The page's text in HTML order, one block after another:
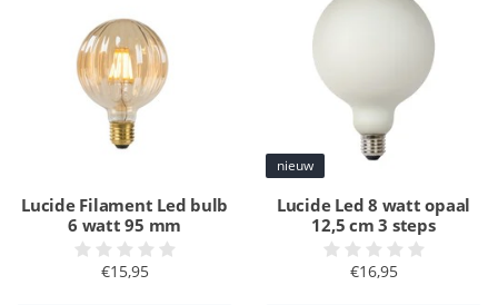
Lucide Filament Led bulb
6 watt 95 mm
€15,95
nieuw
Lucide Led 8 watt opaal
12,5 cm 3 steps
€16,95